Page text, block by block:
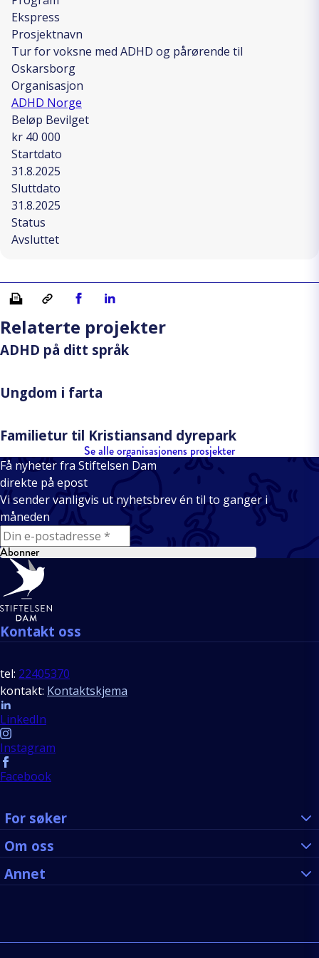
Ekspress
Prosjektnavn
Tur for voksne med ADHD og pårørende til
Oskarsborg
Organisasjon
ADHD Norge
Beløp Bevilget
kr 40 000
Startdato
31.8.2025
Sluttdato
31.8.2025
Status
Avsluttet
Skriv ut Kopiera länkDel på Facebook
Del på Linkedin
Relaterte projekter
ADHD på ditt språk
Ungdom i farta
Familietur til Kristiansand dyrepark
Se alle organisasjonens prosjekter
Få nyheter fra Stiftelsen Dam
direkte på epost
Vi sender vanligvis ut nyhetsbrev én til to ganger i
måneden
E-mail
Abonner
Bunntekst
Kontakt oss
tel: 22405370
kontakt: Kontaktskjema
Follow us
LinkedIn
Instagram
Facebook
For søker
Om oss
Annet